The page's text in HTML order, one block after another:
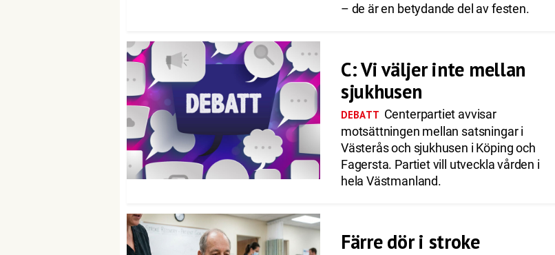
– de är en betydande del av festen.
C: Vi väljer inte mellan
sjukhusen
DEBATT Centerpartiet avvisar
motsättningen mellan satsningar i
Västerås och sjukhusen i Köping och
Fagersta. Partiet vill utveckla vården i
hela Västmanland.
Färre dör i stroke